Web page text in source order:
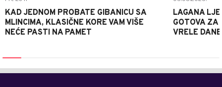
KAD JEDNOM PROBATE GIBANICU SA
MLINCIMA, KLASIČNE KORE VAM VIŠE
NEĆE PASTI NA PAMET
LAGANA
GOTOVA ZA
VRELE DANE